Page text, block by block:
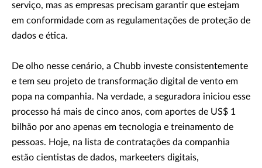
serviço, mas as empresas precisam garantir que estejam
em conformidade com as regulamentações de proteção de
dados e ética.
De olho nesse cenário, a Chubb investe consistentemente
e tem seu projeto de transformação digital de vento em
popa na companhia. Na verdade, a seguradora iniciou esse
processo há mais de cinco anos, com aportes de US$ 1
bilhão por ano apenas em tecnologia e treinamento de
pessoas. Hoje, na lista de contratações da companhia
estão cientistas de dados, markeeters digitais,